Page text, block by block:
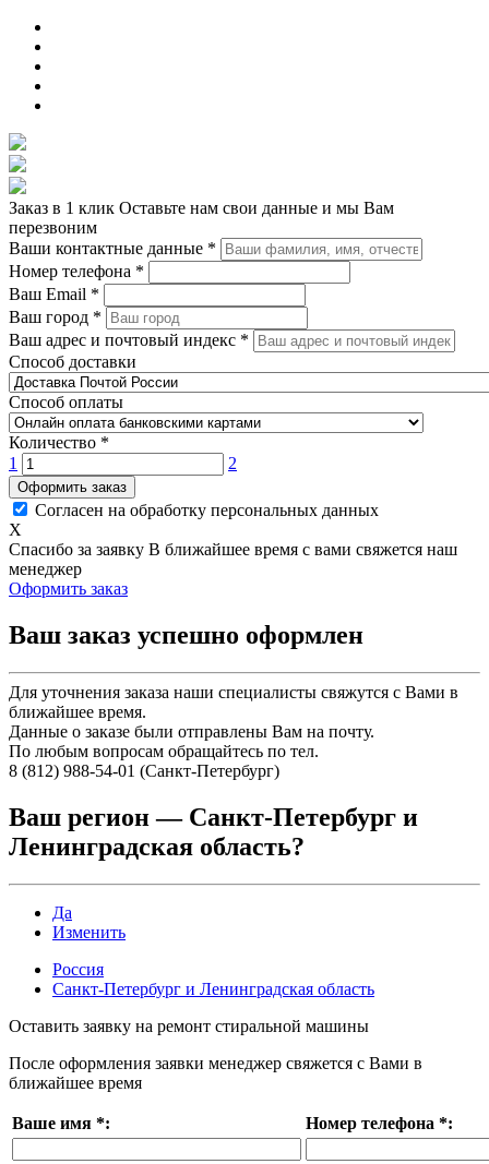
Заказ в 1 клик Оставьте нам свои данные и мы Вам
перезвоним
Ваши контактные данные *
Номер телефона *
Ваш Email *
Ваш город *
Ваш адрес и почтовый индекс *
Способ доставки
Способ оплаты
Количество *
1
2
Оформить заказ
Согласен на обработку персональных данных
X
Спасибо за заявку В ближайшее время с вами свяжется наш
менеджер
Оформить заказ
Ваш заказ успешно оформлен
Для уточнения заказа наши специалисты свяжутся с Вами в
ближайшее время.
Данные о заказе были отправлены Вам на почту.
По любым вопросам обращайтесь по тел.
8 (812) 988-54-01 (Санкт-Петербург)
Ваш регион — Санкт-Петербург и
Ленинградская область?
Да
Изменить
Россия
Санкт-Петербург и Ленинградская область
Оставить заявку на ремонт стиральной машины
После оформления заявки менеджер свяжется с Вами в
ближайшее время
Ваше имя *: Номер телефона *: